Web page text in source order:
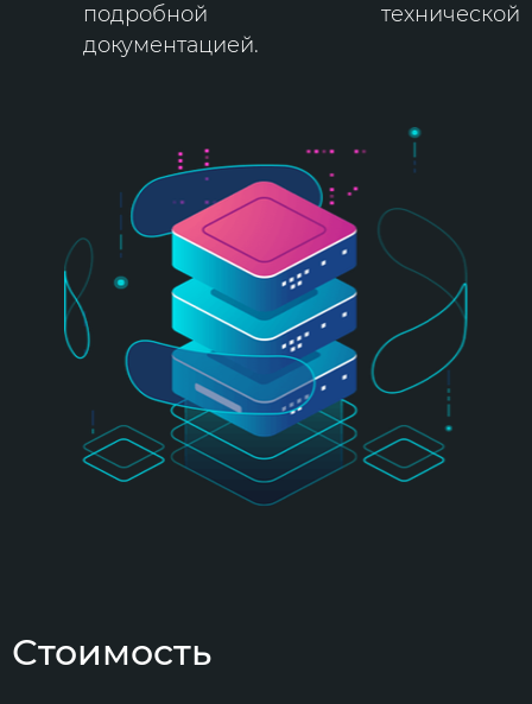
подробной технической
документацией.
Стоимость